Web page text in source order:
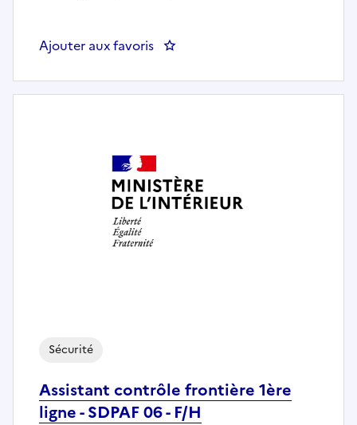
Ajouter aux favoris : Assistant contrôle frontière
Assistant contrôle frontière 1ère
ligne - SDPAF 06 - F/H
Sécurité